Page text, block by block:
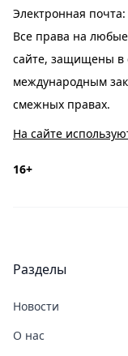
Электронная почта:
Все права на
сайте, защищены в
международным
смежных правах.
На сайте
16+
Разделы
Новости
О нас